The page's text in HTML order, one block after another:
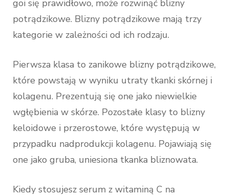
goi się prawidłowo, może rozwinąć blizny
potrądzikowe. Blizny potrądzikowe mają trzy
kategorie w zależności od ich rodzaju.
Pierwsza klasa to zanikowe blizny potrądzikowe,
które powstają w wyniku utraty tkanki skórnej i
kolagenu. Prezentują się one jako niewielkie
wgłębienia w skórze. Pozostałe klasy to blizny
keloidowe i przerostowe, które występują w
przypadku nadprodukcji kolagenu. Pojawiają się
one jako gruba, uniesiona tkanka bliznowata.
Kiedy stosujesz serum z witaminą C na